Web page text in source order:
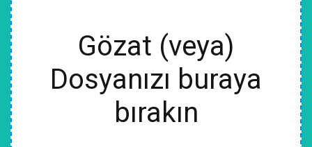
Gözat (veya)
Dosyanızı buraya
bırakın